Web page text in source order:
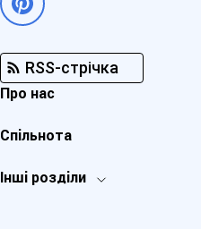
RSS-стрічка
Інші розділи
Про нас
Спільнота